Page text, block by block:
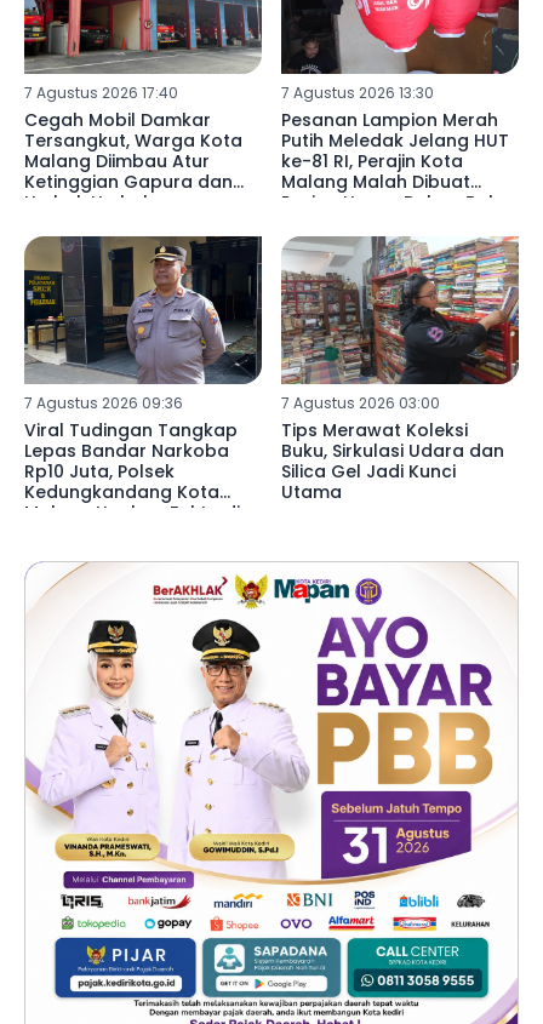
7 Agustus 2026 17:40
Cegah Mobil Damkar
Tersangkut, Warga Kota
Malang Diimbau Atur
Ketinggian Gapura dan
Umbul-Umbul
7 Agustus 2026 13:30
Pesanan Lampion Merah
Putih Meledak Jelang HUT
ke-81 RI, Perajin Kota
Malang Malah Dibuat
Pusing Harga Bahan Baku
7 Agustus 2026 09:36
Viral Tudingan Tangkap
Lepas Bandar Narkoba
Rp10 Juta, Polsek
Kedungkandang Kota
Malang Ungkap Fakta di
7 Agustus 2026 03:00
Tips Merawat Koleksi
Buku, Sirkulasi Udara dan
Silica Gel Jadi Kunci
Utama